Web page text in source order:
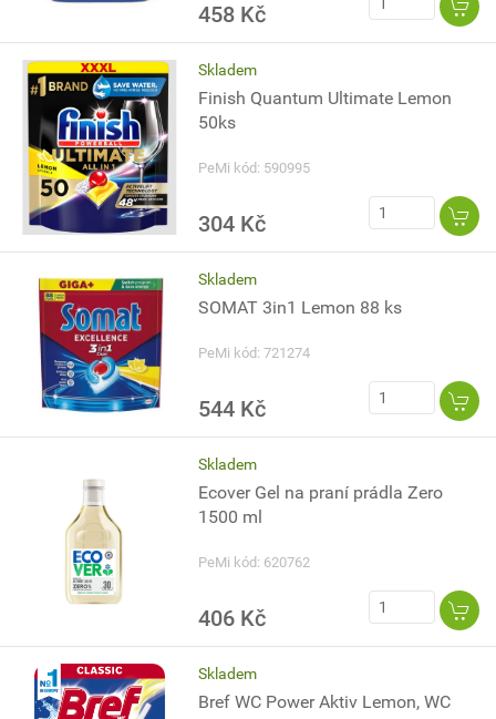
458 Kč
Skladem
Finish Quantum Ultimate Lemon
50ks
PeMi kód: 590995
304 Kč
Skladem
SOMAT 3in1 Lemon 88 ks
PeMi kód: 721274
544 Kč
Skladem
Ecover Gel na praní prádla Zero
1500 ml
PeMi kód: 620762
406 Kč
Skladem
Bref WC Power Aktiv Lemon, WC